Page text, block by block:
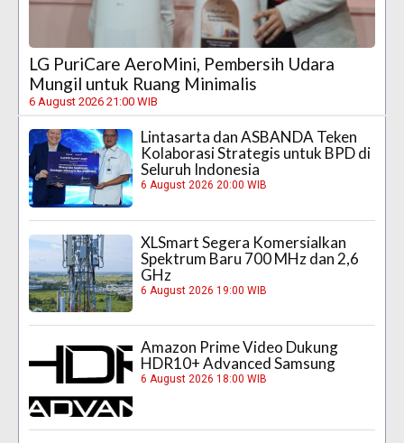
LG PuriCare AeroMini, Pembersih Udara
Mungil untuk Ruang Minimalis
6 August 2026 21:00 WIB
Lintasarta dan ASBANDA Teken
Kolaborasi Strategis untuk BPD di
Seluruh Indonesia
6 August 2026 20:00 WIB
XLSmart Segera Komersialkan
Spektrum Baru 700 MHz dan 2,6
GHz
6 August 2026 19:00 WIB
Amazon Prime Video Dukung
HDR10+ Advanced Samsung
6 August 2026 18:00 WIB